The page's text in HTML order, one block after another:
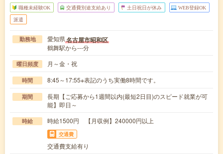
職種未経験OK 交通費別途支給あり 土日祝日が休み WEB登録OK
派遣
勤務地 愛知県名古屋市昭和区
鶴舞駅から---分
曜日頻度 月～金・祝
時間 8:45～17:55※表記のうち実働8時間です。
期間
長期【ご応募から1週間以内(最短2日目)のスピード就業が可
能】即日～
時給 時給1500円 【月収例】240000円以上
交通費
交通費支給有り